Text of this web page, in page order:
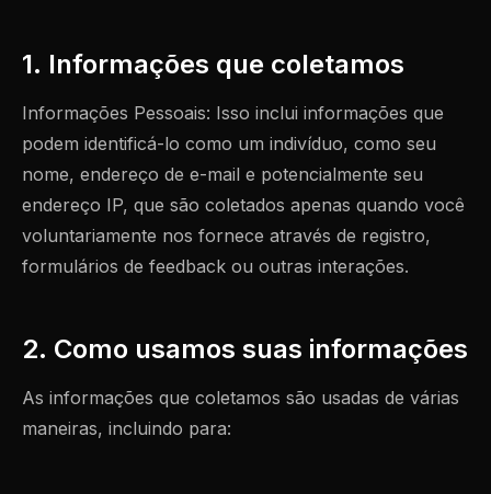
1. Informações que coletamos
Informações Pessoais: Isso inclui informações que
podem identificá-lo como um indivíduo, como seu
nome, endereço de e-mail e potencialmente seu
endereço IP, que são coletados apenas quando você
voluntariamente nos fornece através de registro,
formulários de feedback ou outras interações.
2. Como usamos suas informações
As informações que coletamos são usadas de várias
maneiras, incluindo para: